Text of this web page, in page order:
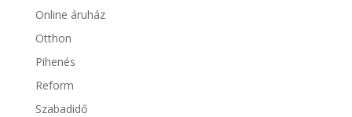
Online áruház
Otthon
Pihenés
Reform
Szabadidő